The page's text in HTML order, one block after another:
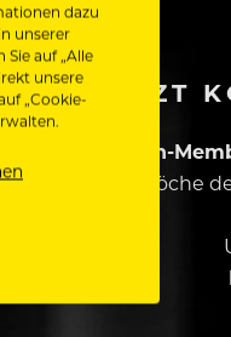
JETZT
Als Rolling Pin-
der besten
dazu
unserer
auf „Alle
unsere
„Cookie-